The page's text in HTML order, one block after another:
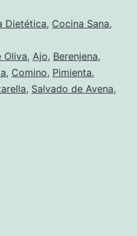
Rellenas
Dietética, Cocina Sana,
Oliva, Ajo, Berenjena,
, Comino, Pimienta,
, Salvado de Avena,